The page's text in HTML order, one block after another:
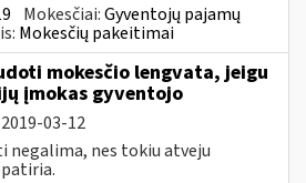
Mokesčiai:Gyventojų pajamų
Mokesčių pakeitimai
mokesčio lengvata, jeigu
įmokas gyventojo
2019-03-12
negalima, nes tokiu atveju